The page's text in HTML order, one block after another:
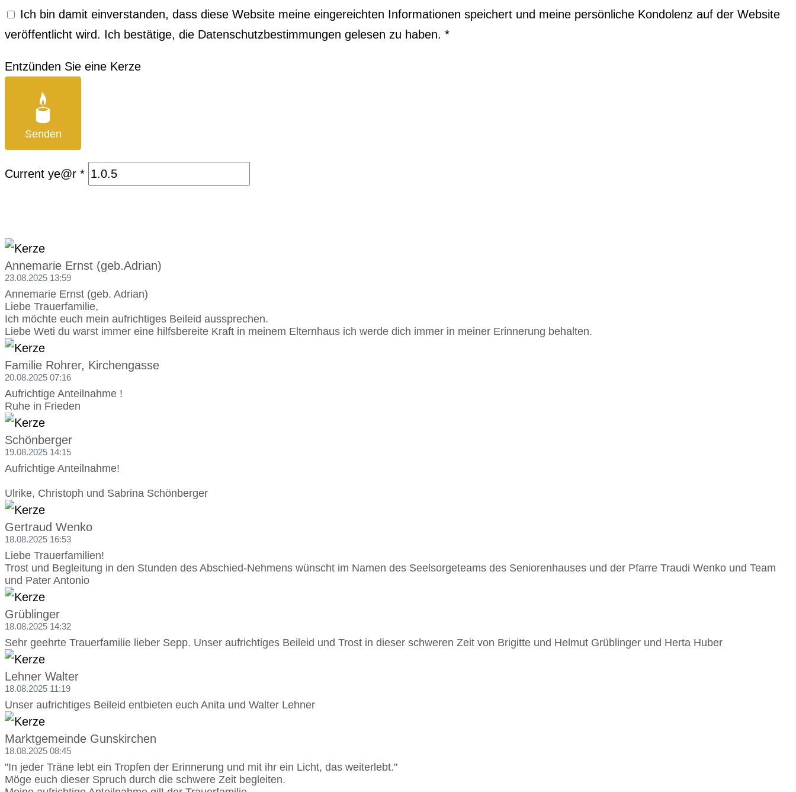
Ich bin damit einverstanden, dass diese Website meine einge­reichten Informationen speichert und meine persönliche Kondolenz auf der Website
veröffentlicht wird. Ich bestätige, die Daten­schutz­bestimmungen gelesen zu haben. *
Entzünden Sie eine Kerze
Senden
Current ye@r *
Annemarie Ernst (geb.Adrian)
23.08.2025 13:59
Annemarie Ernst (geb. Adrian)
Liebe Trauerfamilie,
Ich möchte euch mein aufrichtiges Beileid aussprechen.
Liebe Weti du warst immer eine hilfsbereite Kraft in meinem Elternhaus ich werde dich immer in meiner Erinnerung behalten.
Familie Rohrer, Kirchengasse
20.08.2025 07:16
Aufrichtige Anteilnahme !
Ruhe in Frieden
Schönberger
19.08.2025 14:15
Aufrichtige Anteilnahme!
Ulrike, Christoph und Sabrina Schönberger
Gertraud Wenko
18.08.2025 16:53
Liebe Trauerfamilien!
Trost und Begleitung in den Stunden des Abschied-Nehmens wünscht im Namen des Seelsorgeteams des Seniorenhauses und der Pfarre Traudi Wenko und Team
und Pater Antonio
Grüblinger
18.08.2025 14:32
Sehr geehrte Trauerfamilie lieber Sepp. Unser aufrichtiges Beileid und Trost in dieser schweren Zeit von Brigitte und Helmut Grüblinger und Herta Huber
Lehner Walter
18.08.2025 11:19
Unser aufrichtiges Beileid entbieten euch Anita und Walter Lehner
Marktgemeinde Gunskirchen
18.08.2025 08:45
"In jeder Träne lebt ein Tropfen der Erinnerung und mit ihr ein Licht, das weiterlebt."
Möge euch dieser Spruch durch die schwere Zeit begleiten.